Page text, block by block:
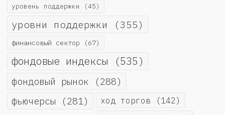
уровень поддержки (45)
уровни поддержки (355)
финансовый сектор (67)
фондовые индексы (535)
фондовый рынок (288)
фьючерсы (281) ход торгов (142)